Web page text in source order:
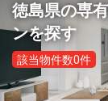
徳島県の専
ンを探す
該当物件数0件